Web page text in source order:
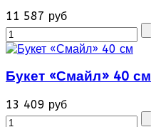
11 587 руб
Букет «Смайл» 40 см
13 409 руб